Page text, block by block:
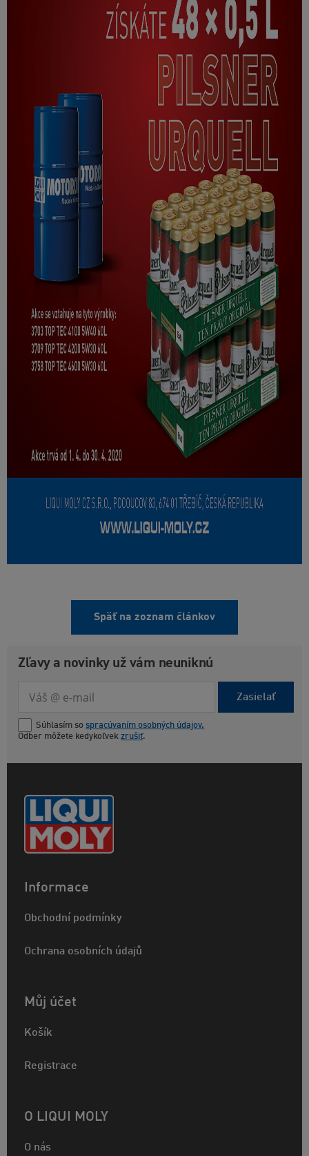
Späť na zoznam článkov
Zľavy a novinky už vám neuniknú
Zasielať
Súhlasím so spracúvaním osobných údajov.
Odber môžete kedykoľvek zrušiť.
Informace
Obchodní podmínky
Ochrana osobních údajů
Můj účet
Košík
Registrace
O LIQUI MOLY
O nás